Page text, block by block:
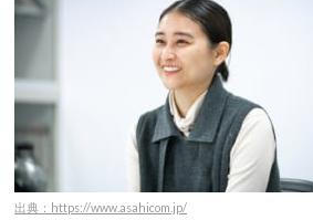
出典：https://www.asahicom.jp/